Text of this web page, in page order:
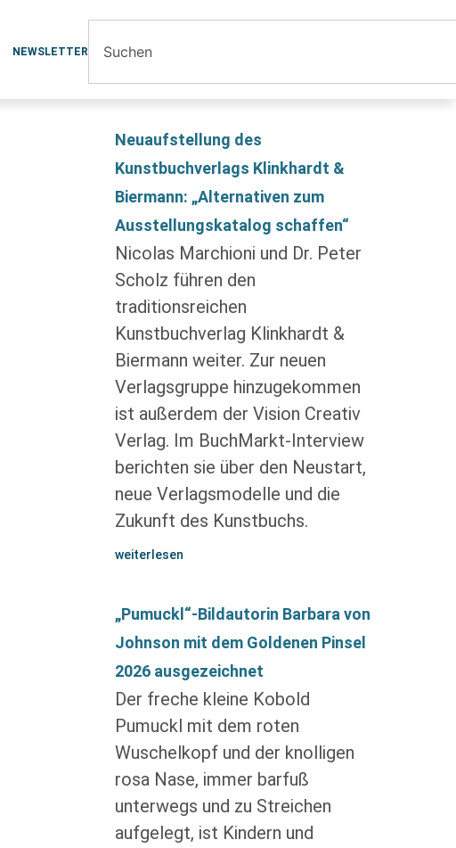
NEWSLETTER
Neuaufstellung des
Kunstbuchverlags Klinkhardt &
Biermann: „Alternativen zum
Ausstellungskatalog schaffen“
Nicolas Marchioni und Dr. Peter
Scholz führen den
traditionsreichen
Kunstbuchverlag Klinkhardt &
Biermann weiter. Zur neuen
Verlagsgruppe hinzugekommen
ist außerdem der Vision Creativ
Verlag. Im BuchMarkt-Interview
berichten sie über den Neustart,
neue Verlagsmodelle und die
Zukunft des Kunstbuchs.
weiterlesen
„Pumuckl“-Bildautorin Barbara von
Johnson mit dem Goldenen Pinsel
2026 ausgezeichnet
Der freche kleine Kobold
Pumuckl mit dem roten
Wuschelkopf und der knolligen
rosa Nase, immer barfuß
unterwegs und zu Streichen
aufgelegt, ist Kindern und